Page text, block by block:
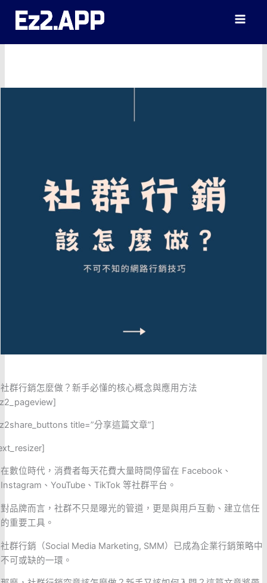
社群行銷怎麼做？新手必懂的核心概念與應用方法
title=”分享這篇文章”]
在數位時代，消費者每天花費大量時間停留在 Facebook、
Instagram、YouTube、TikTok 等社群平台。
對品牌而言，社群不只是曝光的管道，更是與用戶互動、建立信任
的重要工具。
社群行銷（Social Media Marketing, SMM）已成為企業行銷策略中
不可或缺的一環。